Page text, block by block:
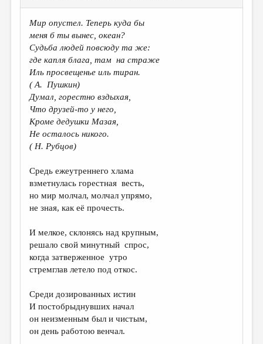
ЛИТСАЛОН
НОВОСТИ
ПРАВИЛА САЙТА
ОТДЕЛЫ И РУБРИКИ
ИЗБРАННОЕ
ДАЙДЖЕСТ
ПРОИЗВЕДЕНИЯ
ПЕРЕВОДЫ
КОНКУРСЫ
ДЕТСКАЯ КОМНАТА
КНИЖНАЯ ПОЛКА
ОБЗОР ЛИТЕРАТУРЫ
СТРАНИЦЫ ПАМЯТИ
ОБЪЯВЛЕНИЯ
КОЛОНКА РЕДАКТОРА
РЕДКОЛЛЕГИЯ
Мир опустел. Теперь куда бы
меня б ты вынес, океан?
Судьба людей повсюду та же:
где капля блага, там на страже
Иль просвещенье иль тиран.
( А. Пушкин)
Думал, горестно вздыхая,
Что друзей-то у него,
Кроме дедушки Мазая,
Не осталось никого.
( Н. Рубцов)
Средь ежеутреннего хлама
взметнулась горестная весть,
но мир молчал, молчал упрямо,
не зная, как её прочесть.
И мелкое, склонясь над крупным,
решало свой минутный спрос,
когда затверженное утро
стремглав летело под откос.
Среди дозированных истин
И постобрыднувших начал
он неизменным был и чистым,
он день работою венчал.